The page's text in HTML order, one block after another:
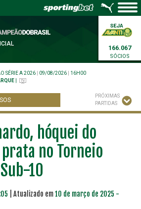
166.067
SÓCIOS
SÉRIE A 2026 09/08/2026
16H00
PRÓXIMAS
PARTIDAS
hóquei do
no Torneio
10
| Atualizado em10 de março de 2025 -